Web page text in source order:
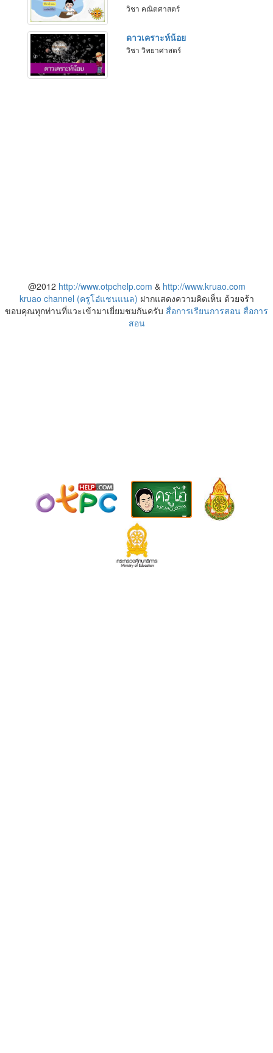
วิชา คณิตศาสตร์
ดาวเคราะห์น้อย
วิชา วิทยาศาสตร์
@2012 http://www.otpchelp.com & http://www.kruao.com
kruao channel (ครูโอ๋แชนแนล) ฝากแสดงความคิดเห็น ด้วยจร้า
ขอบคุณทุกท่านที่แวะเข้ามาเยี่ยมชมกันครับ สื่อการเรียนการสอน สื่อการ
สอน